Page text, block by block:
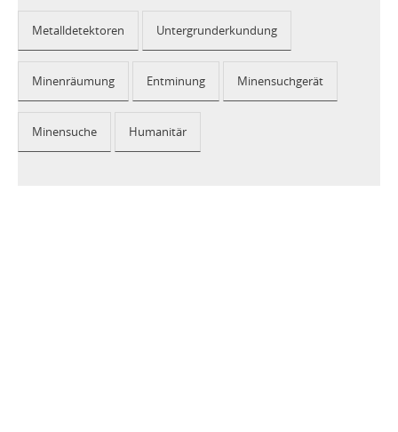
Metalldetektoren Untergrunderkundung
Minenräumung Entminung Minensuchgerät
Minensuche Humanitär